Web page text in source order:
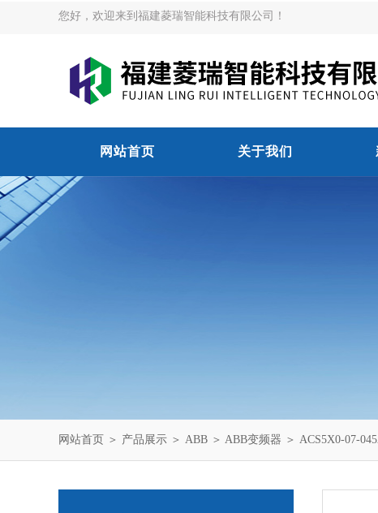
您好，欢迎来到福建菱瑞智能科技有限公司！
网站首页 关于我们
网站首页 ＞ 产品展示 ＞ ABB ＞ ABB变频器 ＞ ACS5X0-07-